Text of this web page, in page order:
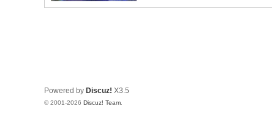
Powered by Discuz! X3.5
© 2001-2026 Discuz! Team